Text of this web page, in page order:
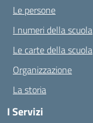
Le persone
I numeri della scuola
Le carte della scuola
Organizzazione
La storia
I Servizi